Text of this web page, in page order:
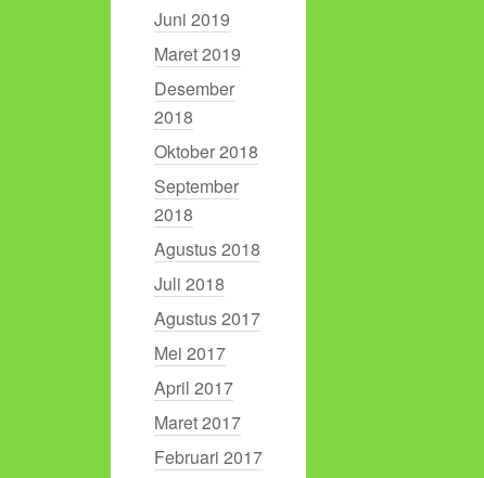
Juni 2019
Maret 2019
Desember
2018
Oktober 2018
September
2018
Agustus 2018
Juli 2018
Agustus 2017
Mei 2017
April 2017
Maret 2017
Februari 2017